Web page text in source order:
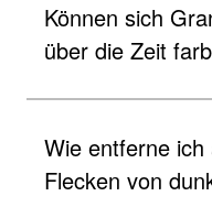
Können sich
über die Zeit
Wie entferne
Flecken von